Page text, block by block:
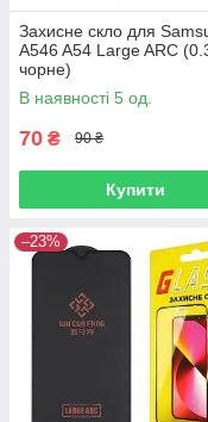
Захисне скло для
A546 A54 Large ARC
чорне)
В наявності 5 од.
70 ₴ 90 ₴
Купити
–23%